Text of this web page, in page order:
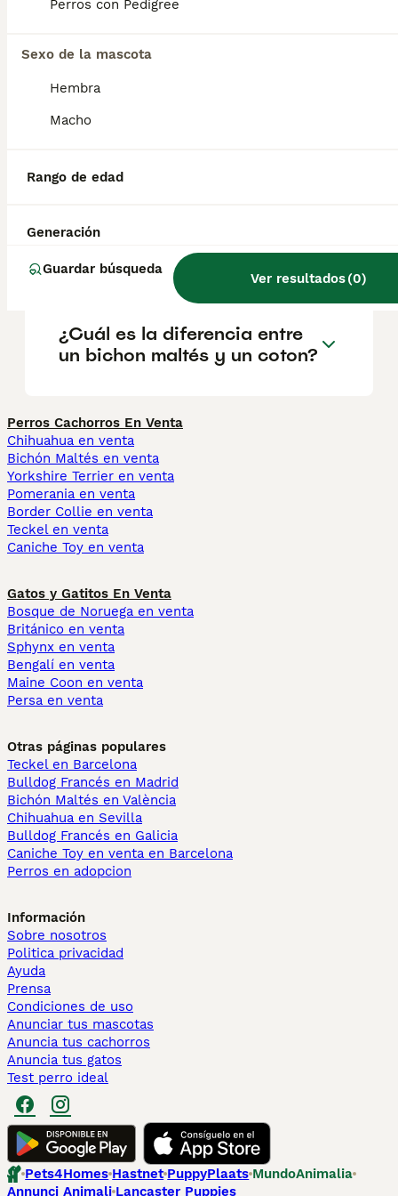
Perros con Pedigree
Sexo de la mascota
Hembra
Macho
Rango de edad
Generación
Guardar búsqueda
Ver resultados(0)
Informarse bien y comparar opciones antes
decisión.
mucho?
¿Cómo son los cotones de
tulear?
¿Cuál es la diferencia entre
un bichon maltés y un coton?
Perros Cachorros En Venta
Chihuahua en venta
Bichón Maltés en venta
Yorkshire Terrier en venta
Pomerania en venta
Border Collie en venta
Teckel en venta
Caniche Toy en venta
Gatos y Gatitos En Venta
Bosque de Noruega en venta
Británico en venta
Sphynx en venta
Bengalí en venta
Maine Coon en venta
Persa en venta
Otras páginas populares
Teckel en Barcelona
Bulldog Francés en Madrid
Bichón Maltés en València
Chihuahua en Sevilla
Bulldog Francés en Galicia
Caniche Toy en venta en Barcelona
Perros en adopcion
Información
Sobre nosotros
Politica privacidad
Ayuda
Prensa
Condiciones de uso
Anunciar tus mascotas
Anuncia tus cachorros
Anuncia tus gatos
Test perro ideal
Pets4Homes Hastnet PuppyPlaats MundoAnimalia
Annunci Animali Lancaster Puppies